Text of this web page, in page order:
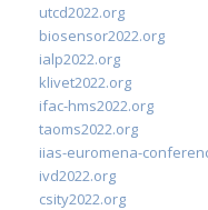
utcd2022.org
biosensor2022.org
ialp2022.org
klivet2022.org
ifac-hms2022.org
taoms2022.org
iias-euromena-
ivd2022.org
csity2022.org